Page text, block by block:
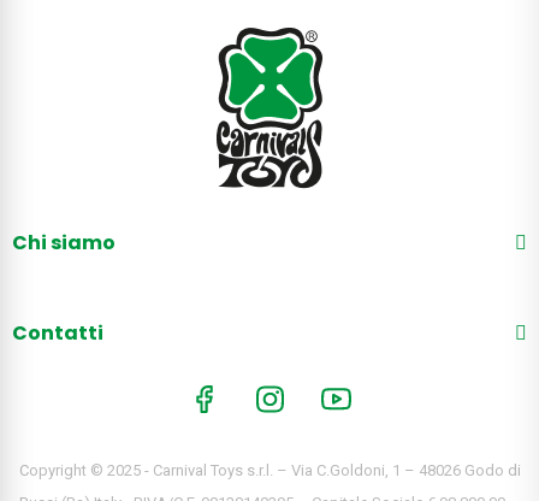
Chi siamo
Contatti
Copyright © 2025 - Carnival Toys s.r.l. – Via C.Goldoni, 1 – 48026 Godo di